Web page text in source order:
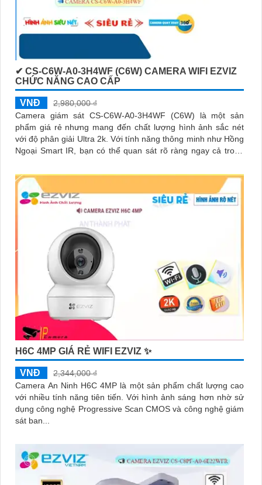
✔ CS-C6W-A0-3H4WF (C6W) CAMERA WIFI EZVIZ
CHỨC NĂNG CAO CẤP
VNĐ
2,980,000 ₫
Camera giám sát CS-C6W-A0-3H4WF (C6W) là một sản
phẩm giá rẻ nhưng mang đến chất lượng hình ảnh sắc nét
với độ phân giải Ultra 2k. Với tính năng thông minh như Hồng
Ngoại Smart IR, bạn có thể quan sát rõ ràng ngay cả trong
H6C 4MP GIÁ RẺ WIFI EZVIZ ✨
VNĐ
2,344,000 ₫
Camera An Ninh H6C 4MP là một sản phẩm chất lượng cao
với nhiều tính năng tiên tiến. Với hình ảnh sáng hơn nhờ sử
dụng công nghệ Progressive Scan CMOS và công nghệ giám
sát ban...